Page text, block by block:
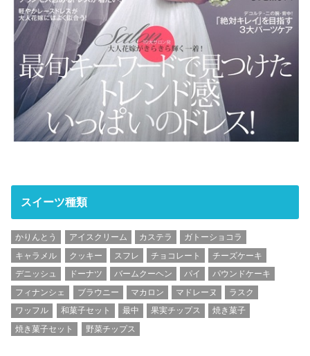
スイーツ種類
かりんとう アイスクリーム カステラ
ガトーショコラ
キャラメル
クッキー スフレ チョコレート
チーズケーキ
デニッシュ
ドーナツ バームクーヘン パイ
パウンドケーキ
フィナンシェ
ブラウニー マカロン マドレーヌ
ラスク
ワッフル
和菓子セット 最中 果実チップス
焼き菓子
焼き菓子セット
野菜チップス